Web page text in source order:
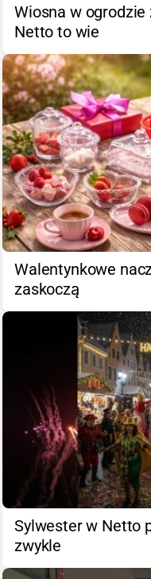
Wiosna w
Netto to wie
Walentynkowe
zaskoczą
Sylwester w Netto
zwykle